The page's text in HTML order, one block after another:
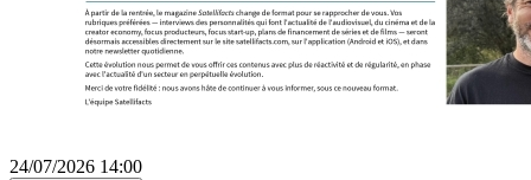
24/07/2026 14:00